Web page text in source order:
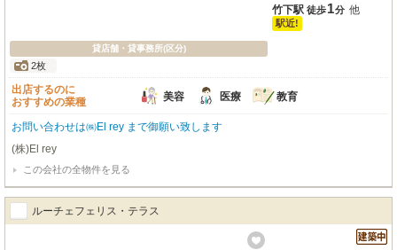
貸店舗・貸事務所(区分)
2枚
竹下駅 徒歩1分 他
駅近!
出店するのに
おすすめの業種
美容 医療 教育
お問い合わせは㈱El rey まで御願い致します
(株)El rey
この会社の全物件を見る
ルーチェフェリス・テラス